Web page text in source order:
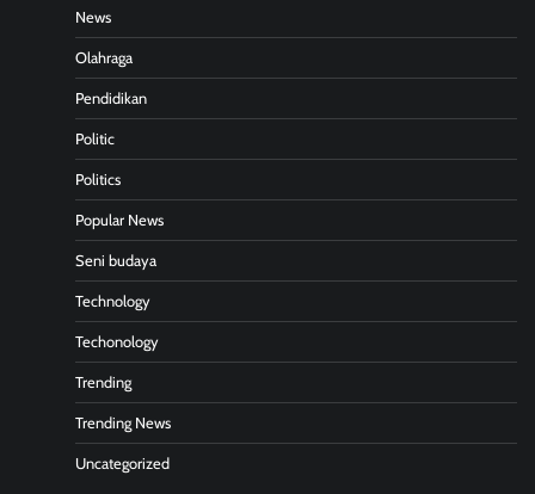
News
Olahraga
Pendidikan
Politic
Politics
Popular News
Seni budaya
Technology
Techonology
Trending
Trending News
Uncategorized